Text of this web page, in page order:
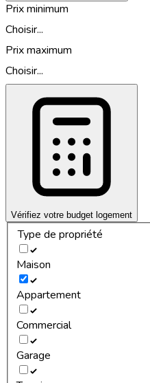
Prix minimum
Choisir...
Prix maximum
Choisir...
Vérifiez votre budget logement
Type de propriété
Maison
Appartement
Commercial
Garage